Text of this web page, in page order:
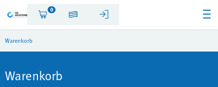
0
Warenkorb
Warenkorb